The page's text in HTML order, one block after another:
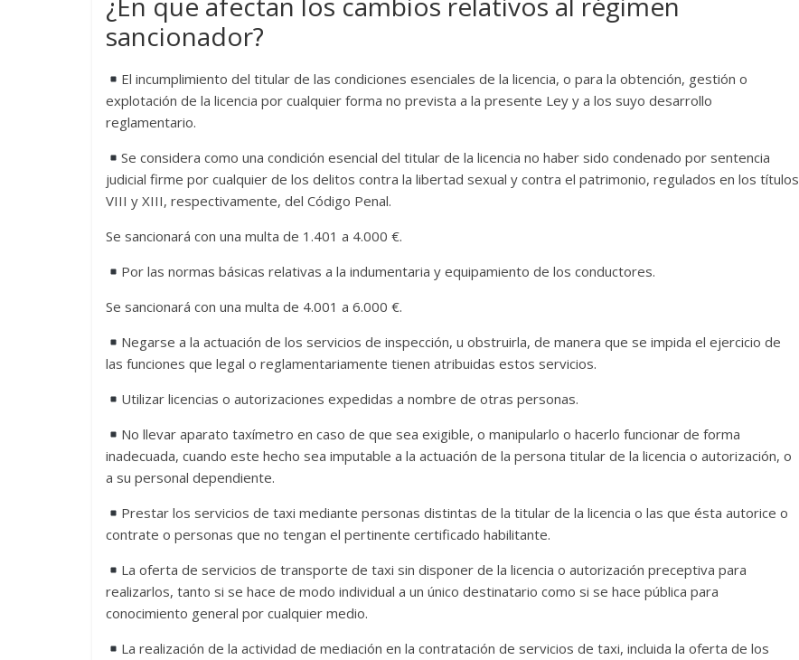
sancionador?
El incumplimiento del titular de las condiciones esenciales de la licencia, o para la obtención, gestión o
explotación de la licencia por cualquier forma no prevista a la presente Ley y a los suyo desarrollo
reglamentario.
Se considera como una condición esencial del titular de la licencia no haber sido condenado por sentencia
judicial firme por cualquier de los delitos contra la libertad sexual y contra el patrimonio, regulados en los títulos
VIII y XIII, respectivamente, del Código Penal.
Se sancionará con una multa de 1.401 a 4.000 €.
Por las normas básicas relativas a la indumentaria y equipamiento de los conductores.
Se sancionará con una multa de 4.001 a 6.000 €.
Negarse a la actuación de los servicios de inspección, u obstruirla, de manera que se impida el ejercicio de
las funciones que legal o reglamentariamente tienen atribuidas estos servicios.
Utilizar licencias o autorizaciones expedidas a nombre de otras personas.
No llevar aparato taxímetro en caso de que sea exigible, o manipularlo o hacerlo funcionar de forma
inadecuada, cuando este hecho sea imputable a la actuación de la persona titular de la licencia o autorización, o
a su personal dependiente.
Prestar los servicios de taxi mediante personas distintas de la titular de la licencia o las que ésta autorice o
contrate o personas que no tengan el pertinente certificado habilitante.
La oferta de servicios de transporte de taxi sin disponer de la licencia o autorización preceptiva para
realizarlos, tanto si se hace de modo individual a un único destinatario como si se hace pública para
conocimiento general por cualquier medio.
La realización de la actividad de mediación en la contratación de servicios de taxi, incluida la oferta de los